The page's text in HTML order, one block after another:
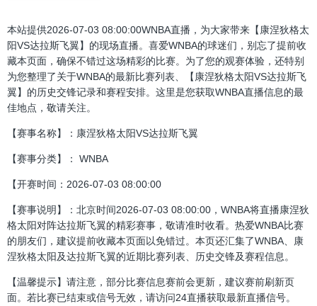
本站提供2026-07-03 08:00:00WNBA直播，为大家带来【康涅狄格太
阳VS达拉斯飞翼】的现场直播。喜爱WNBA的球迷们，别忘了提前收
藏本页面，确保不错过这场精彩的比赛。为了您的观赛体验，还特别
为您整理了关于WNBA的最新比赛列表、【康涅狄格太阳VS达拉斯飞
翼】的历史交锋记录和赛程安排。这里是您获取WNBA直播信息的最
佳地点，敬请关注。
【赛事名称】：康涅狄格太阳VS达拉斯飞翼
【赛事分类】： WNBA
【开赛时间：2026-07-03 08:00:00
【赛事说明】：北京时间2026-07-03 08:00:00，WNBA将直播康涅狄
格太阳对阵达拉斯飞翼的精彩赛事，敬请准时收看。热爱WNBA比赛
的朋友们，建议提前收藏本页面以免错过。本页还汇集了WNBA、康
涅狄格太阳及达拉斯飞翼的近期比赛列表、历史交锋及赛程信息。
【温馨提示】请注意，部分比赛信息赛前会更新，建议赛前刷新页
面。若比赛已结束或信号无效，请访问24直播获取最新直播信号。